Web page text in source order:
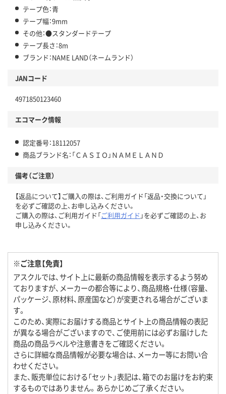
テープ色：青
テープ幅：9mm
その他：●スタンダードテープ
テープ長さ：8m
ブランド：NAME LAND（ネームランド）
JANコード
4971850123460
エコマーク情報
認定番号：18112057
商品ブランド名：「ＣＡＳＩＯ」ＮＡＭＥＬＡＮＤ
備考（ご注意）
【返品について】ご購入の際は、ご利用ガイド「返品・交換について」
を必ずご確認の上、お申し込みください。
ご購入の際は、ご利用ガイド「ご利用ガイド 」を必ずご確認の上、お
申し込みください。
※ご注意【免責】
アスクルでは、サイト上に最新の商品情報を表示するよう努め
ておりますが、メーカーの都合等により、商品規格・仕様（容量、
パッケージ、原材料、原産国など）が変更される場合がございま
す。
このため、実際にお届けする商品とサイト上の商品情報の表記
が異なる場合がございますので、ご使用前には必ずお届けした
商品の商品ラベルや注意書きをご確認ください。
さらに詳細な商品情報が必要な場合は、メーカー等にお問い合
わせください。
また、販売単位における「セット」表記は、箱でのお届けをお約束
するものではありません。あらかじめご了承ください。